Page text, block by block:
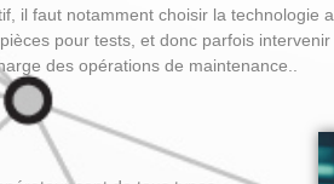
il faut notamment choisir la
pour tests, et donc parfois
des opérations de maintenance..